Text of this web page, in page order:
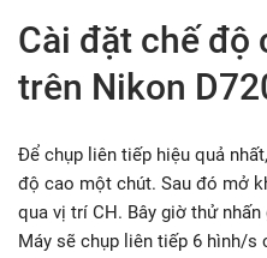
Cài đặt chế độ
trên Nikon
Để chụp liên tiếp hiệu quả
độ cao một chút. Sau đó mở
qua vị trí CH. Bây giờ thử
Máy sẽ chụp liên tiếp 6 hình/s